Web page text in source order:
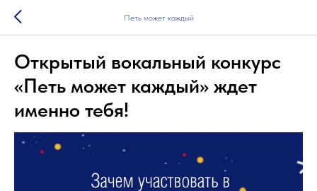
Петь может каждый
Открытый вокальный конкурс
«Петь может каждый» ждет
именно тебя!